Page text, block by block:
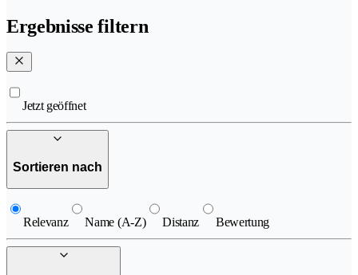
Ergebnisse filtern
Jetzt geöffnet
Sortieren nach
Relevanz Name (A-Z) Distanz Bewertung